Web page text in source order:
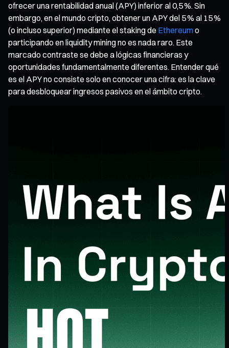
ofrecer una rentabilidad anual (APY) inferior al 0,5 %. Sin
embargo, en el mundo cripto, obtener un APY del 5 % al 15 %
(o incluso superior) mediante el staking de Ethereumo
participando en liquidity mining no es nada raro. Este
marcado contraste se debe a lógicas financieras y
oportunidades fundamentalmente diferentes. Entender qué
es el APY no consiste solo en conocer una cifra: es la clave
para desbloquear ingresos pasivos en el ámbito cripto.